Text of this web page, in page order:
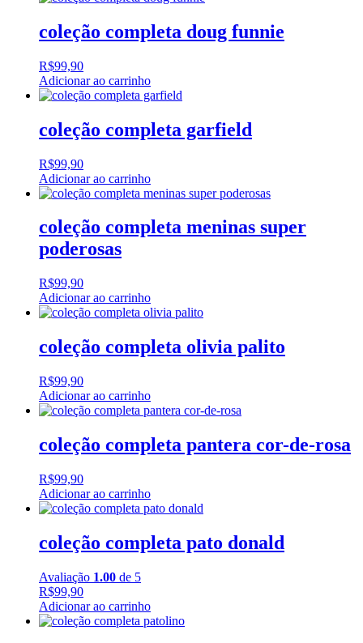
coleção completa doug funnie
R$99,90
Adicionar ao carrinho
coleção completa garfield
R$99,90
Adicionar ao carrinho
coleção completa meninas super
poderosas
R$99,90
Adicionar ao carrinho
coleção completa olivia palito
R$99,90
Adicionar ao carrinho
coleção completa pantera cor-de-rosa
R$99,90
Adicionar ao carrinho
coleção completa pato donald
Avaliação 1.00 de 5
R$99,90
Adicionar ao carrinho